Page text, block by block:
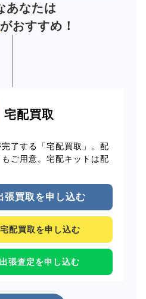
あなたは
がおすすめ！
宅配買取
了する「宅配買取」。配
ご用意。宅配キットは配
張買取を申し込む
配買取を申し込む
張査定を申し込む